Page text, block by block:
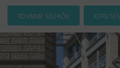
TOVÁBBI SZŰRŐK KERESÉS